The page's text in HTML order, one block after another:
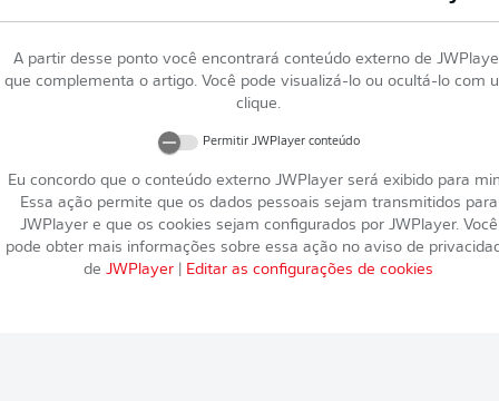
A partir desse ponto você encontrará conteúdo externo de
que complementa o artigo. Você pode visualizá-lo ou ocultá-lo com
clique.
Permitir JWPlayerconteúdo
Eu concordo que o conteúdo externo JWPlayerserá exibido para
Essa ação permite que os dados pessoais sejam transmitidos para
JWPlayere que os cookies sejam configurados por JWPlayer. Você
pode obter mais informações sobre essa ação no aviso de
de JWPlayer Editar as configurações de cookies